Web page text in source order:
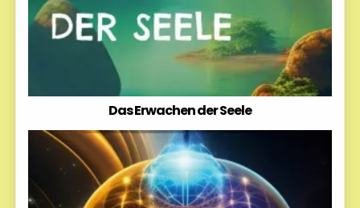
Das Erwachen der Seele